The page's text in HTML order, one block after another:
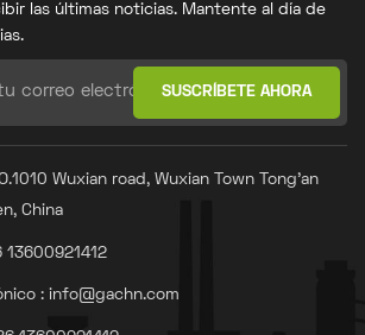
las últimas noticias. Mantente al día de
Wuxian road, Wuxian Town Tong'an
China
13600921412
: info@gachn.com